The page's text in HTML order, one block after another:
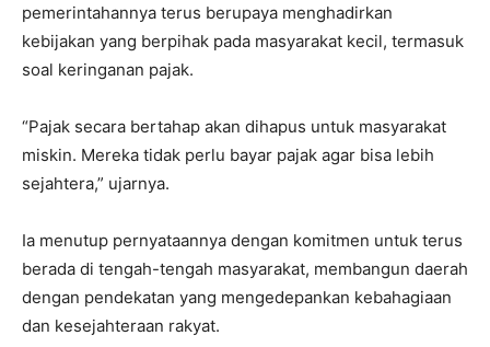
pemerintahannya terus berupaya menghadirkan
kebijakan yang berpihak pada masyarakat kecil, termasuk
soal keringanan pajak.
“Pajak secara bertahap akan dihapus untuk masyarakat
miskin. Mereka tidak perlu bayar pajak agar bisa lebih
sejahtera,” ujarnya.
Ia menutup pernyataannya dengan komitmen untuk terus
berada di tengah-tengah masyarakat, membangun daerah
dengan pendekatan yang mengedepankan kebahagiaan
dan kesejahteraan rakyat.